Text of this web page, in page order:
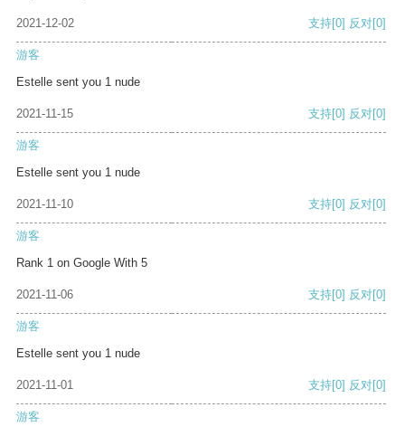
2021-12-02 支持[0] 反对[0]
游客
Estelle sent you 1 nude
2021-11-15 支持[0] 反对[0]
游客
Estelle sent you 1 nude
2021-11-10 支持[0] 反对[0]
游客
Rank 1 on Google With 5
2021-11-06 支持[0] 反对[0]
游客
Estelle sent you 1 nude
2021-11-01 支持[0] 反对[0]
游客